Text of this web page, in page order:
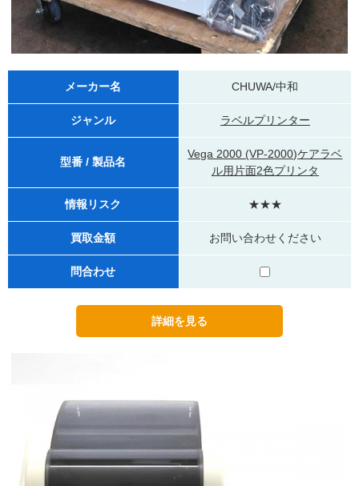
メーカー名 CHUWA/中和
ジャンル ラベルプリンター
型番 / 製品名
Vega 2000 (VP-2000)ケアラベ
ル用片面2色プリンタ
情報リスク ★★★
買取金額 お問い合わせください
問合わせ